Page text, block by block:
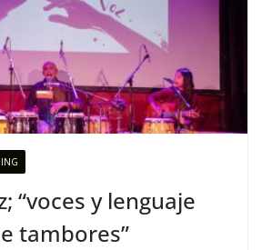
“voces y lenguaje
tambores”